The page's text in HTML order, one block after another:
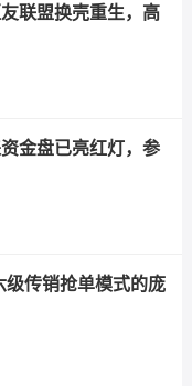
联盟换壳重生，高
金盘已亮红灯，参
传销抢单模式的庞